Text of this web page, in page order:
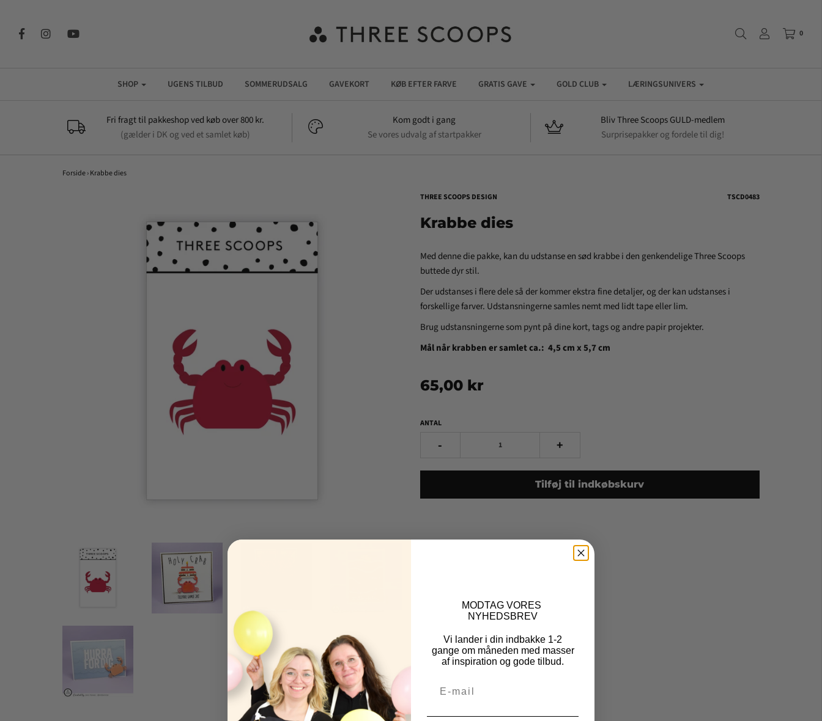
0
SHOP UGENS TILBUD SOMMERUDSALG GAVEKORT KØB EFTER FARVE GRATIS GAVE GOLD CLUB LÆRINGSUNIVERS
Fri fragt til pakkeshop ved køb over 800 kr.
(gælder i DK og ved et samlet køb)
Kom godt i gang
Se vores udvalg af startpakker
Bliv Three Scoops GULD-medlem
Surprisepakker og fordele til dig!
Forside › Krabbe dies
THREE SCOOPS DESIGN TSCD0483
Krabbe dies
Med denne die pakke, kan du udstanse en sød krabbe i den genkendelige Three Scoops
buttede dyr stil.
Der udstanses i flere dele så der kommer ekstra fine detaljer, og der kan udstanses i
forskellige farver. Udstansningerne samles nemt med lidt tape eller lim.
Brug udstansningerne som pynt på dine kort, tags og andre papir projekter.
Mål når krabben er samlet ca.: 4,5 cm x 5,7 cm
65,00 kr
ANTAL
- +
Tilføj til indkøbskurv
MODTAG VORES
NYHEDSBREV
Vi lander i din indbakke 1-2
gange om måneden med masser
af inspiration og gode tilbud.